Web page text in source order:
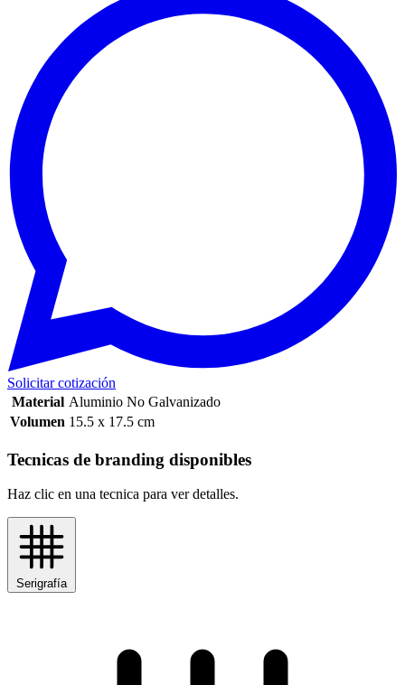
Solicitar cotización
Material Aluminio No Galvanizado
Volumen 15.5 x 17.5 cm
Tecnicas de branding disponibles
Haz clic en una tecnica para ver detalles.
Serigrafía